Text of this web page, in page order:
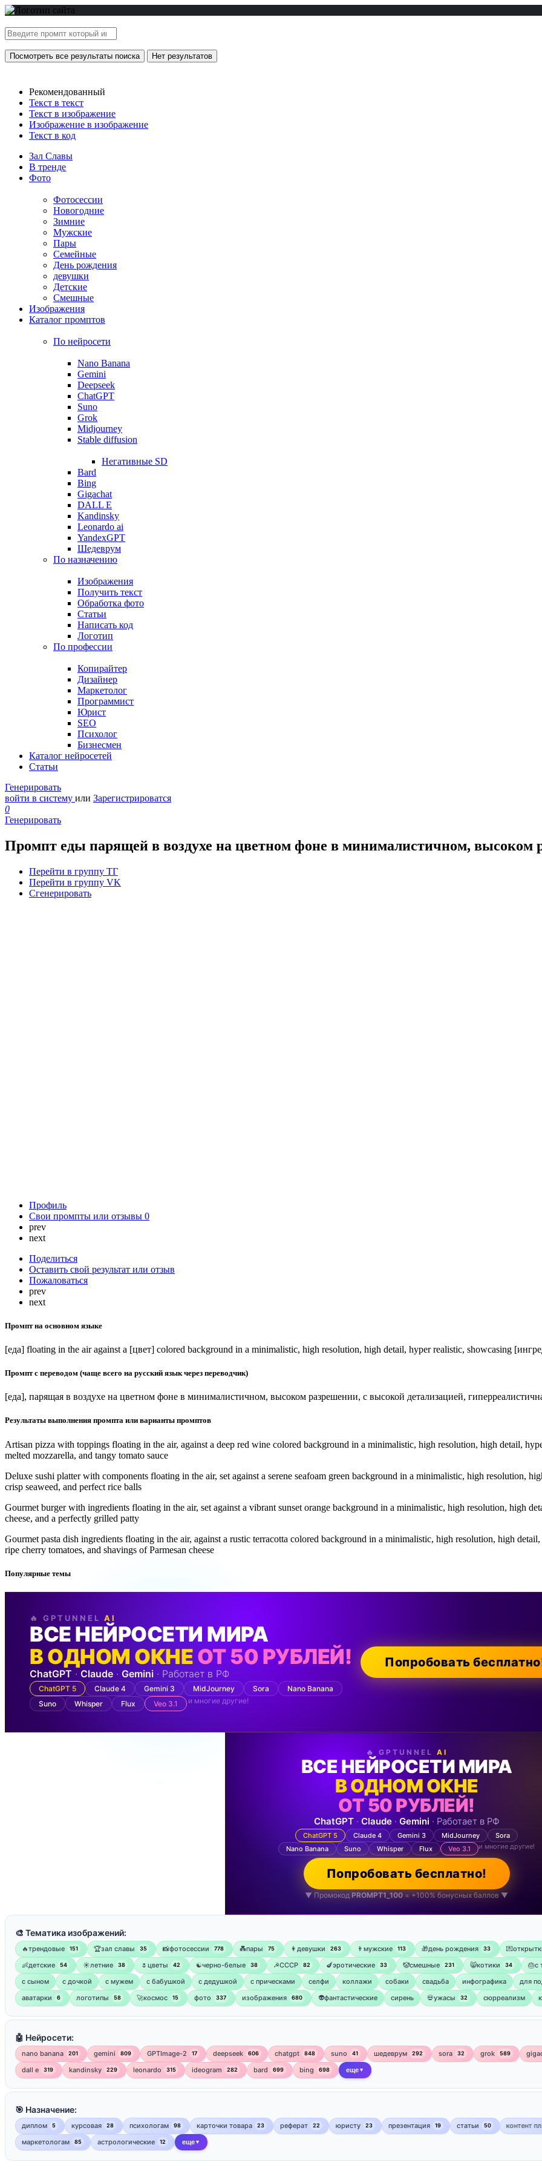
Посмотреть все результаты поиска Нет результатов
Рекомендованный
Текст в текст
Текст в изображение
Изображение в изображение
Текст в код
Зал Славы
В тренде
Фото
Фотосессии
Новогодние
Зимние
Мужские
Пары
Семейные
День рождения
девушки
Детские
Смешные
Изображения
Каталог промптов
По нейросети
Nano Banana
Gemini
Deepseek
ChatGPT
Suno
Grok
Midjourney
Stable diffusion
Негативные SD
Bard
Bing
Gigachat
DALL E
Kandinsky
Leonardo ai
YandexGPT
Шедеврум
По назначению
Изображения
Получить текст
Обработка фото
Статьи
Написать код
Логотип
По профессии
Копирайтер
Дизайнер
Маркетолог
Программист
Юрист
SEO
Психолог
Бизнесмен
Каталог нейросетей
Статьи
Генерировать
войти в систему или Зарегистрироватся
0
Генерировать
Промпт еды парящей в воздухе на цветном фоне в минималистичном, высоком
Перейти в группу ТГ
Перейти в группу VK
Сгенерировать
Профиль
Свои промпты или отзывы 0
prev
next
Поделиться
Оставить свой результат или отзыв
Пожаловаться
prev
next
Промпт на основном языке
[еда] floating in the air against a [цвет] colored background in a minimalistic, high resolution, high detail, hyper realistic, showcasing
Промпт с переводом (чаще всего на русский язык через переводчик)
[еда], парящая в воздухе на цветном фоне в минималистичном, высоком разрешении, с высокой детализацией,
Результаты выполнения промпта или варианты промптов
Artisan pizza with toppings floating in the air, against a deep red wine colored background in a minimalistic, high resolution, high detail,
melted mozzarella, and tangy tomato sauce
Deluxe sushi platter with components floating in the air, set against a serene seafoam green background in a minimalistic, high resolution,
crisp seaweed, and perfect rice balls
Gourmet burger with ingredients floating in the air, set against a vibrant sunset orange background in a minimalistic, high resolution, high
cheese, and a perfectly grilled patty
Gourmet pasta dish ingredients floating in the air, against a rustic terracotta colored background in a minimalistic, high resolution, high
ripe cherry tomatoes, and shavings of Parmesan cheese
Популярные темы
🔥 GPTUNNEL AI
ВСЕ НЕЙРОСЕТИ МИРА
В ОДНОМ ОКНЕОТ 50 РУБЛЕЙ!
ChatGPT · Claude · Gemini · Работает в РФ
ChatGPT 5 Claude 4 Gemini 3 MidJourney Sora
Nano Banana
Suno
Whisper Flux Veo 3.1 и многие другие!
Попробовать
🔥 GPTUNNEL AI
ВСЕ НЕЙРОСЕТИ МИРА
В ОДНОМ ОКНЕ
ОТ 50 РУБЛЕЙ!
ChatGPT· Claude· Gemini · Работает в РФ
ChatGPT 5 Claude 4 Gemini 3 MidJourney
Sora
Nano Banana
Suno Whisper Flux Veo 3.1 и многие другие!
Попробовать бесплатно!
▼ Промокод PROMPT1_100 = +100% бонусных баллов ▼
🎨 Тематика изображений:
🔥трендовые 151 🏆зал славы 35 📸фотосессии 778 💑пары 75 👩девушки 263 👨мужские 113 🎁день рождения 33
👶детские 54 ☀️летние 38 🌷цветы 42 ☯︎черно-белые 38 ☭СССР 82 🍆эротические 33 🤡смешные 231 😸котики 34 🎂с
с сыном
с дочкой с мужем с бабушкой с дедушкой с прическами селфи коллажи собаки свадьба инфографика для
аватарки 6 логотипы 58 🚀космос 15 фото 337 изображения 680 👽фантастические сирень 💀ужасы 32 сюрреализм
🤖 Нейросети:
nano banana 201 gemini 809 GPTImage-2 17 deepseek 606 chatgpt 848 suno 41 шедеврум 292 sora 32 grok 589
dall e 319 kandinsky 229 leonardo 315 ideogram 282 bard 699 bing 698 еще ▼
🎯 Назначение:
диплом 5 курсовая 28 психологам 98 карточки товара 23 реферат 22 юристу 23 презентация 19 статьи 50 контент
маркетологам 85 астрологические 12 еще ▼